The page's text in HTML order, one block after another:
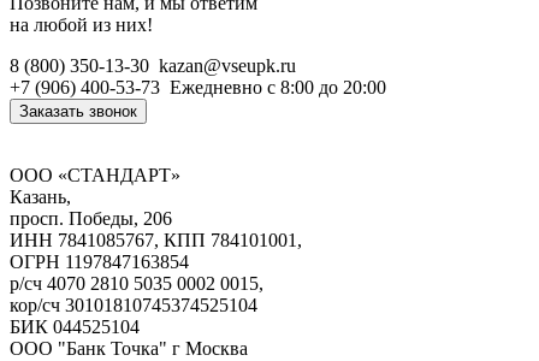
на любой из них!
8 (800) 350-13-30 kazan@vseupk.ru
+7 (906) 400-53-73 Ежедневно с 8:00 до 20:00
Заказать звонок
ООО «СТАНДАРТ»
Казань,
просп. Победы, 206
ИНН 7841085767, КПП 784101001,
ОГРН 1197847163854
р/сч 4070 2810 5035 0002 0015,
кор/сч 30101810745374525104
БИК 044525104
ООО "Банк Точка" г Москва